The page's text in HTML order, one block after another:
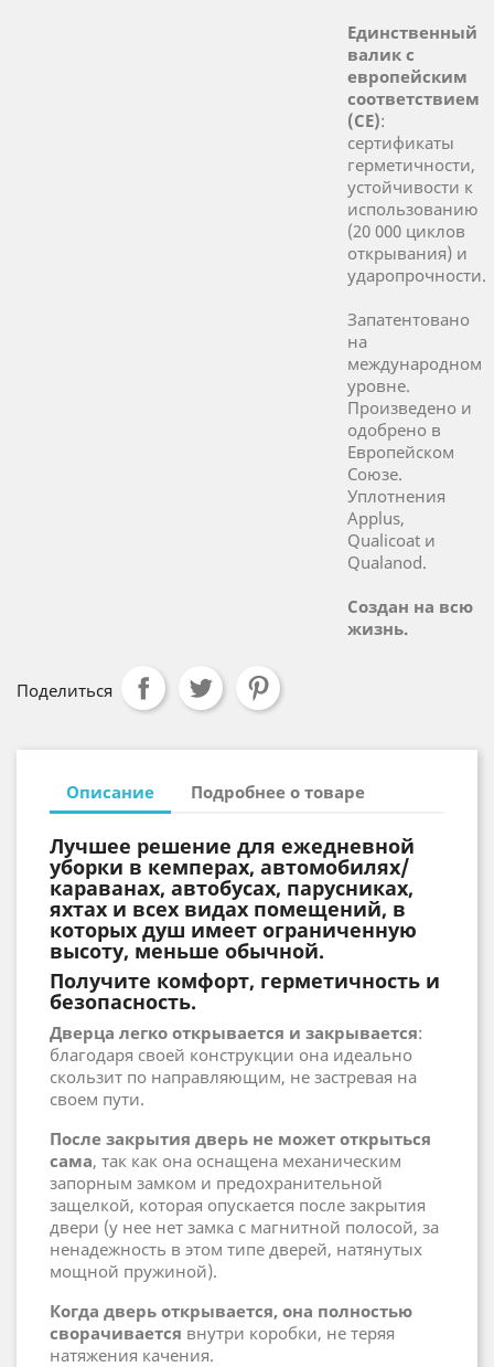
Единственный
валик с
европейским
соответствием
(CE):
сертификаты
герметичности,
устойчивости к
использованию
(20 000 циклов
открывания) и
ударопрочности.
Запатентовано
на
международном
уровне.
Произведено и
одобрено в
Европейском
Союзе.
Уплотнения
Applus,
Qualicoat и
Qualanod.
Создан на всю
жизнь.
Поделиться
Описание Подробнее о товаре
Лучшее решение для ежедневной
уборки в кемперах, автомобилях/
караванах, автобусах, парусниках,
яхтах и ​​всех видах помещений, в
которых душ имеет ограниченную
высоту, меньше обычной.
Получите комфорт, герметичность и
безопасность.
Дверца легко открывается и закрывается:
благодаря своей конструкции она идеально
скользит по направляющим, не застревая на
своем пути.
После закрытия дверь не может открыться
сама, так как она оснащена механическим
запорным замком и предохранительной
защелкой, которая опускается после закрытия
двери (у нее нет замка с магнитной полосой, за
ненадежность в этом типе дверей, натянутых
мощной пружиной).
Когда дверь открывается, она полностью
сворачивается внутри коробки, не теряя
натяжения качения.